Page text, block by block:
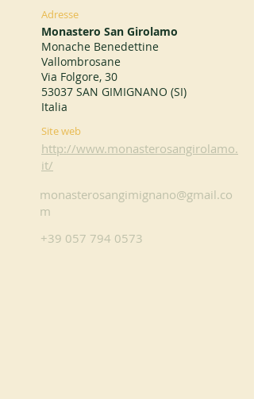
Adresse
Monastero San Girolamo
Monache Benedettine
Vallombrosane
Via Folgore, 30
53037 SAN GIMIGNANO (SI)
Italia
Site web
http://www.monasterosangirolamo.
it/
monasterosangimignano@gmail.co
m
+39 057 794 0573